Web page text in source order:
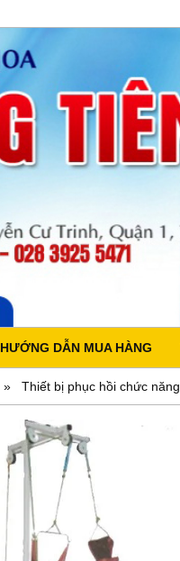
HƯỚNG DẪN MUA HÀNG
Thiết bị phục hồi chức năng